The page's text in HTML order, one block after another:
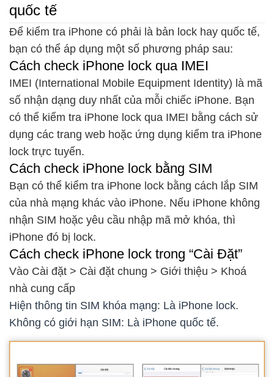
quốc tế
Để kiểm tra iPhone có phải là bản lock hay quốc tế,
bạn có thể áp dụng một số phương pháp sau:
Cách check iPhone lock qua IMEI
IMEI (International Mobile Equipment Identity) là mã
số nhận dạng duy nhất của mỗi chiếc iPhone. Bạn
có thể kiểm tra iPhone lock qua IMEI bằng cách sử
dụng các trang web hoặc ứng dụng kiểm tra iPhone
lock trực tuyến.
Cách check iPhone lock bằng SIM
Bạn có thể kiểm tra iPhone lock bằng cách lắp SIM
của nhà mạng khác vào iPhone. Nếu iPhone không
nhận SIM hoặc yêu cầu nhập mã mở khóa, thì
iPhone đó bị lock.
Cách check iPhone lock trong “Cài Đặt”
Vào Cài đặt > Cài đặt chung > Giới thiệu > Khoá
nhà cung cấp
Hiện thông tin SIM khóa mạng: Là iPhone lock.
Không có giới hạn SIM: Là iPhone quốc tế.